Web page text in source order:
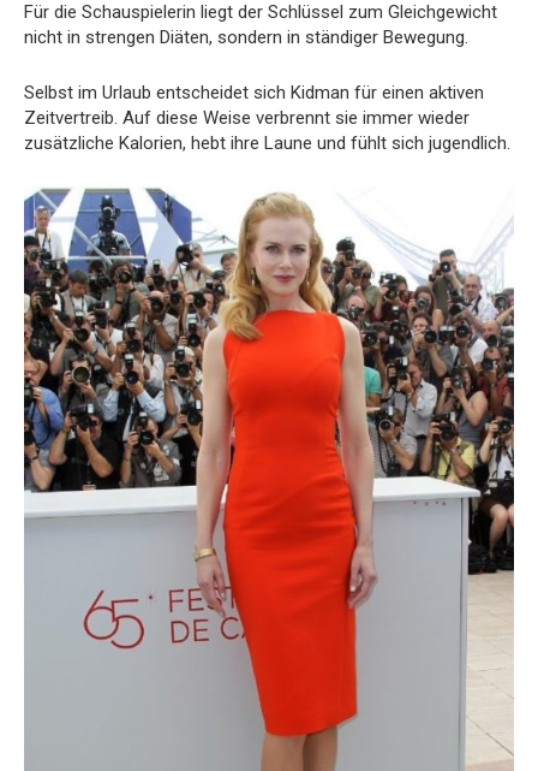
Für die Schauspielerin liegt der Schlüssel zum Gleichgewicht
nicht in strengen Diäten, sondern in ständiger Bewegung.
Selbst im Urlaub entscheidet sich Kidman für einen aktiven
Zeitvertreib. Auf diese Weise verbrennt sie immer wieder
zusätzliche Kalorien, hebt ihre Laune und fühlt sich jugendlich.